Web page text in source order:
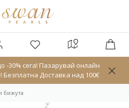
-30% сега! Пазарувай онлайн
Доставка над 100€
бижута